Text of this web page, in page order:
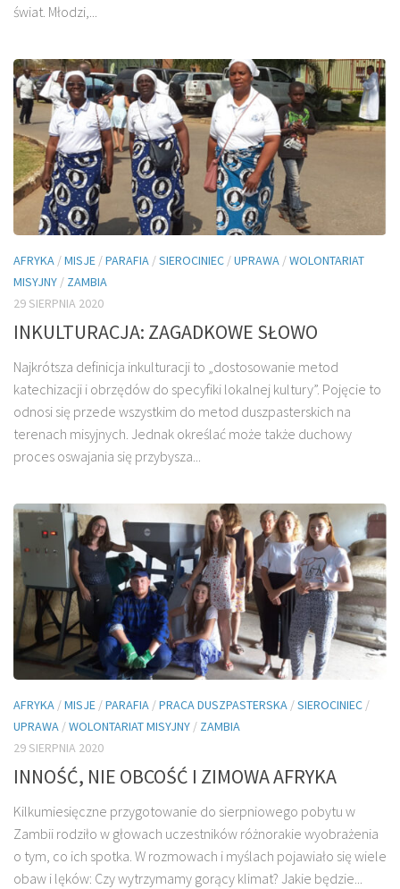
świat. Młodzi,...
AFRYKA /MISJE /PARAFIA /SIEROCINIEC /UPRAWA /WOLONTARIAT
MISYJNY / ZAMBIA
29 SIERPNIA 2020
INKULTURACJA: ZAGADKOWE SŁOWO
Najkrótsza definicja inkulturacji to „dostosowanie metod
katechizacji i obrzędów do specyfiki lokalnej kultury”. Pojęcie to
odnosi się przede wszystkim do metod duszpasterskich na
terenach misyjnych. Jednak określać może także duchowy
proces oswajania się przybysza...
AFRYKA /MISJE /PARAFIA /PRACA DUSZPASTERSKA /SIEROCINIEC /
UPRAWA /WOLONTARIAT MISYJNY / ZAMBIA
29 SIERPNIA 2020
INNOŚĆ, NIE OBCOŚĆ I ZIMOWA AFRYKA
Kilkumiesięczne przygotowanie do sierpniowego pobytu w
Zambii rodziło w głowach uczestników różnorakie wyobrażenia
o tym, co ich spotka. W rozmowach i myślach pojawiało się wiele
obaw i lęków: Czy wytrzymamy gorący klimat? Jakie będzie...